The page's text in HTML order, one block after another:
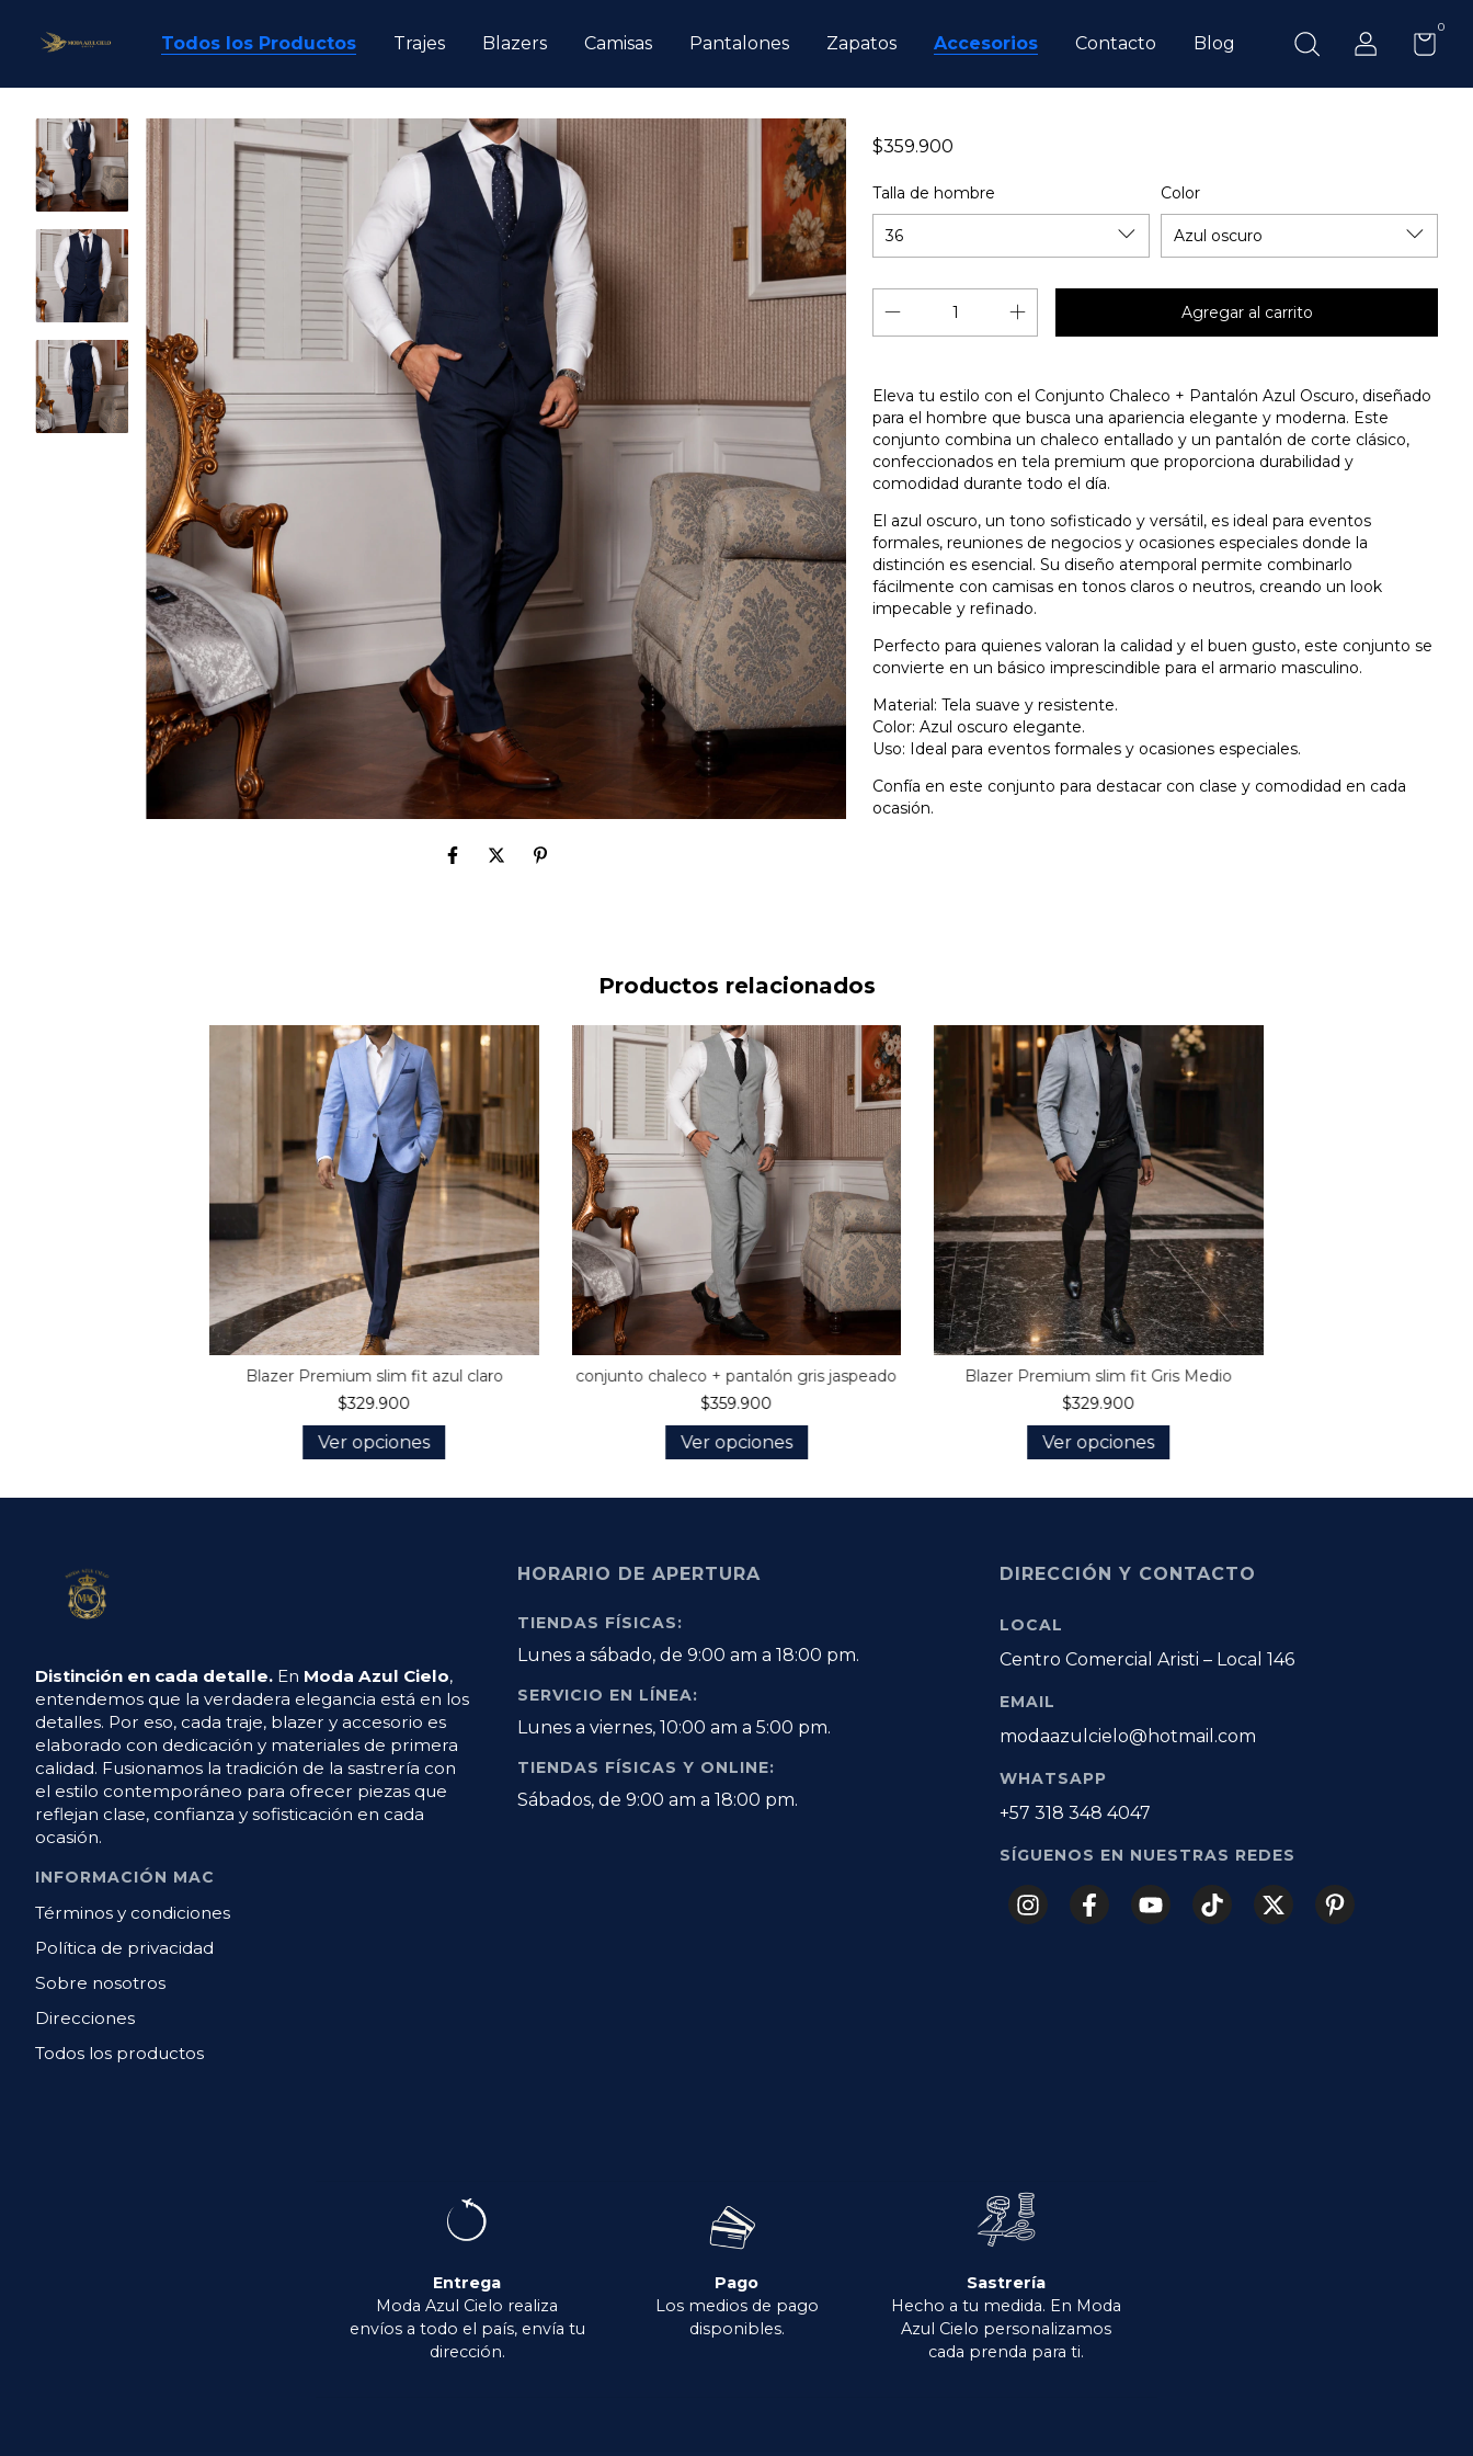
Todos los Productos Trajes Blazers Camisas Pantalones Zapatos Accesorios Contacto Blog
0
$359.900
Talla de hombre Color
Eleva tu estilo con el Conjunto Chaleco + Pantalón Azul Oscuro, diseñado
para el hombre que busca una apariencia elegante y moderna. Este
conjunto combina un chaleco entallado y un pantalón de corte clásico,
confeccionados en tela premium que proporciona durabilidad y
comodidad durante todo el día.
El azul oscuro, un tono sofisticado y versátil, es ideal para eventos
formales, reuniones de negocios y ocasiones especiales donde la
distinción es esencial. Su diseño atemporal permite combinarlo
fácilmente con camisas en tonos claros o neutros, creando un look
impecable y refinado.
Perfecto para quienes valoran la calidad y el buen gusto, este conjunto se
convierte en un básico imprescindible para el armario masculino.
Material: Tela suave y resistente.
Color: Azul oscuro elegante.
Uso: Ideal para eventos formales y ocasiones especiales.
Confía en este conjunto para destacar con clase y comodidad en cada
ocasión.
Productos relacionados
Blazer Premium slim fit azul claro
$329.900
Ver opciones
conjunto chaleco + pantalón gris jaspeado
$359.900
Ver opciones
Blazer Premium slim fit Gris Medio
$329.900
Ver opciones
Distinción en cada detalle. En Moda Azul Cielo,
entendemos que la verdadera elegancia está en los
detalles. Por eso, cada traje, blazer y accesorio es
elaborado con dedicación y materiales de primera
calidad. Fusionamos la tradición de la sastrería con
el estilo contemporáneo para ofrecer piezas que
reflejan clase, confianza y sofisticación en cada
ocasión.
INFORMACIÓN MAC
Términos y condiciones
Política de privacidad
Sobre nosotros
Direcciones
Todos los productos
HORARIO DE APERTURA
TIENDAS FÍSICAS:
Lunes a sábado, de 9:00 am a 18:00 pm.
SERVICIO EN LÍNEA:
Lunes a viernes, 10:00 am a 5:00 pm.
TIENDAS FÍSICAS Y ONLINE:
Sábados, de 9:00 am a 18:00 pm.
DIRECCIÓN Y CONTACTO
LOCAL
Centro Comercial Aristi – Local 146
EMAIL
modaazulcielo@hotmail.com
WHATSAPP
+57 318 348 4047
SÍGUENOS EN NUESTRAS REDES
Entrega
Moda Azul Cielo realiza
envíos a todo el país, envía tu
dirección.
Pago
Los medios de pago
disponibles.
Sastrería
Hecho a tu medida. En Moda
Azul Cielo personalizamos
cada prenda para ti.